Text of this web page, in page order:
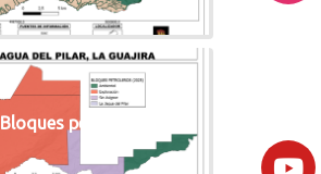
Bloques petroleros